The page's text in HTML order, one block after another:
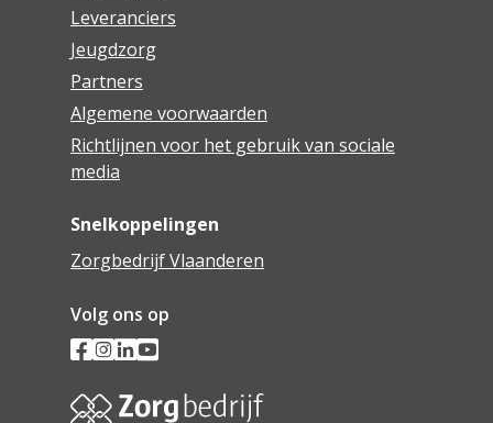
Leveranciers
Jeugdzorg
Partners
Algemene voorwaarden
Richtlijnen voor het gebruik van sociale
media
Snelkoppelingen
Zorgbedrijf Vlaanderen
Volg ons op